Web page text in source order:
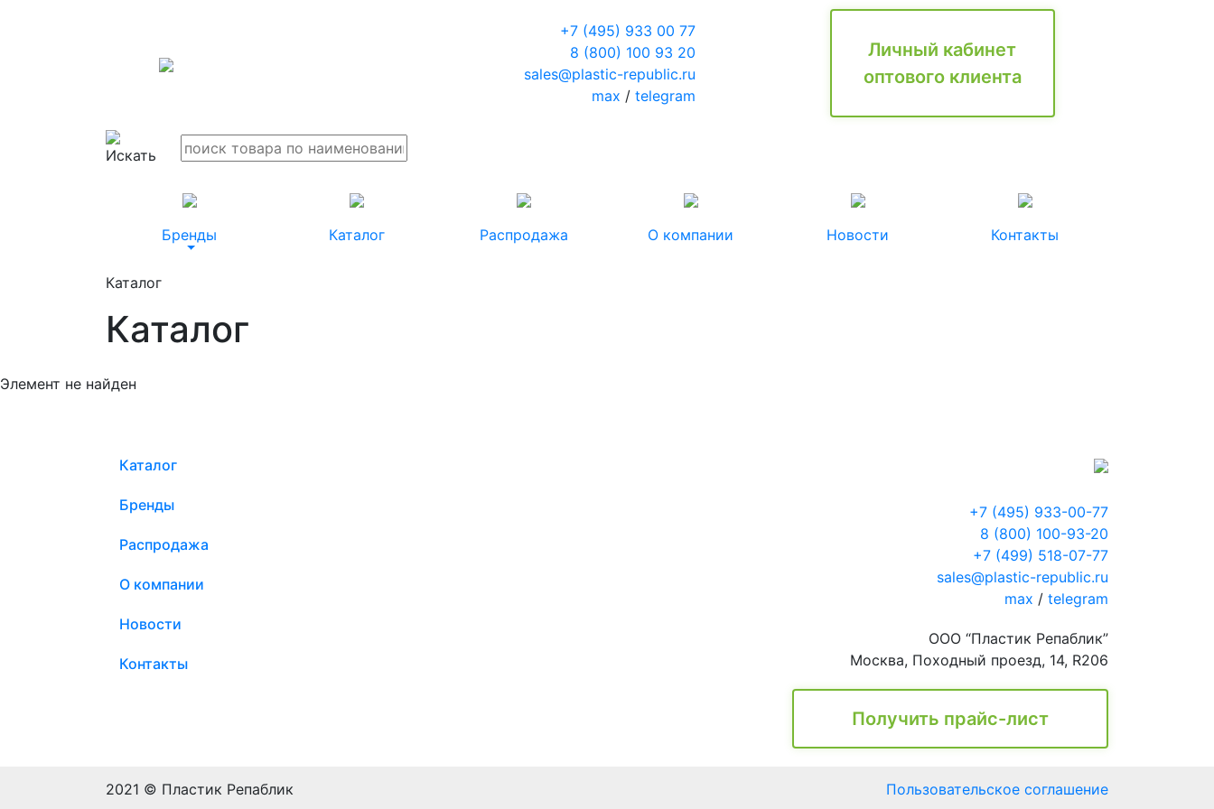
+7 (495) 933 00 77
8 (800) 100 93 20
sales@plastic-republic.ru
max / telegram
Личный кабинет
оптового клиента
Бренды Каталог Распродажа О компании Новости Контакты
Каталог
Каталог
Элемент не найден
Каталог
Бренды
Распродажа
О компании
Новости
Контакты
+7 (495) 933-00-77
8 (800) 100-93-20
+7 (499) 518-07-77
sales@plastic-republic.ru
max / telegram
ООО “Пластик Репаблик”
Москва, Походный проезд, 14, R206
Получить прайс-лист
2021 © Пластик Репаблик Пользовательское соглашение